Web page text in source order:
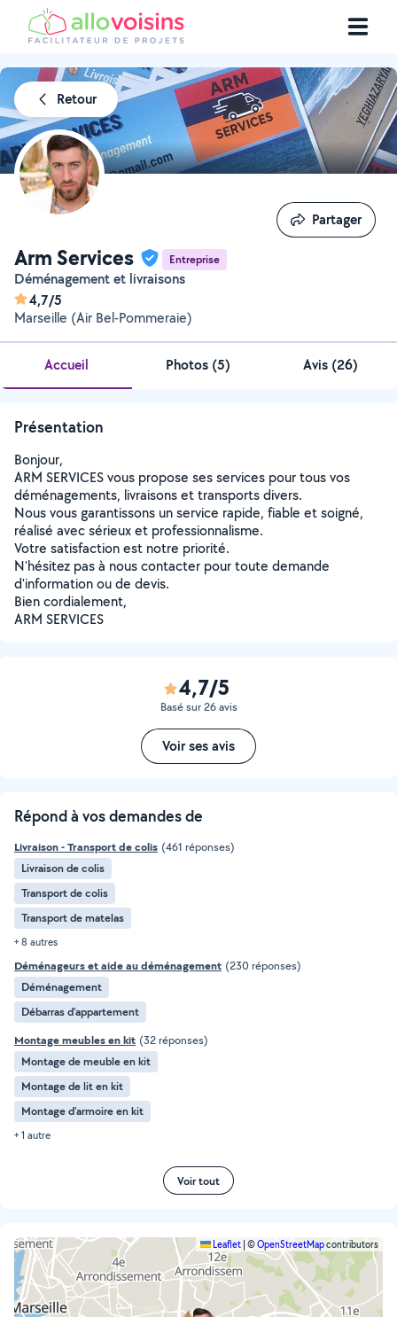
Retour
Arm Services Entreprise
Déménagement et livraisons
4,7/5
Marseille (Air Bel-Pommeraie)
Partager
Partager
Accueil Photos (5) Avis (26)
Présentation
Bonjour,
ARM SERVICES vous propose ses services pour tous vos
déménagements, livraisons et transports divers.
Nous vous garantissons un service rapide, fiable et soigné,
réalisé avec sérieux et professionnalisme.
Votre satisfaction est notre priorité.
N'hésitez pas à nous contacter pour toute demande
d'information ou de devis.
Bien cordialement,
ARM SERVICES
4,7/5
Basé sur 26 avis
Voir ses avis
Répond à vos demandes de
Livraison - Transport de colis (461 réponses)
Livraison de colis
Transport de colis
Transport de matelas
+ 8 autres
Déménageurs et aide au déménagement (230 réponses)
Déménagement
Débarras d'appartement
Montage meubles en kit (32 réponses)
Montage de meuble en kit
Montage de lit en kit
Montage d'armoire en kit
+ 1 autre
Voir tout
Leaflet ©OpenStreetMapcontributors